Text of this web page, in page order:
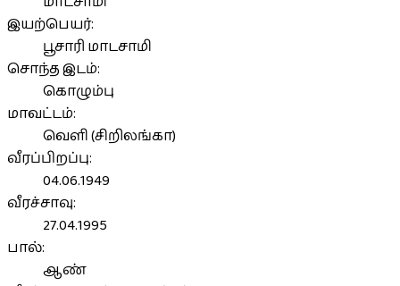
இயற்பெயர்:
பூசாரி மாடசாமி
சொந்த இடம்:
கொழும்பு
மாவட்டம்:
வெளி (சிறிலங்கா)
வீரப்பிறப்பு:
04.06.1949
வீரச்சாவு:
27.04.1995
பால்:
ஆண்